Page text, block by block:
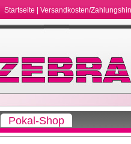
Startseite Versandkosten/
Pokal-Shop